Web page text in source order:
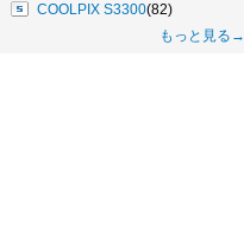
COOLPIX S3300(82)
もっと見る→